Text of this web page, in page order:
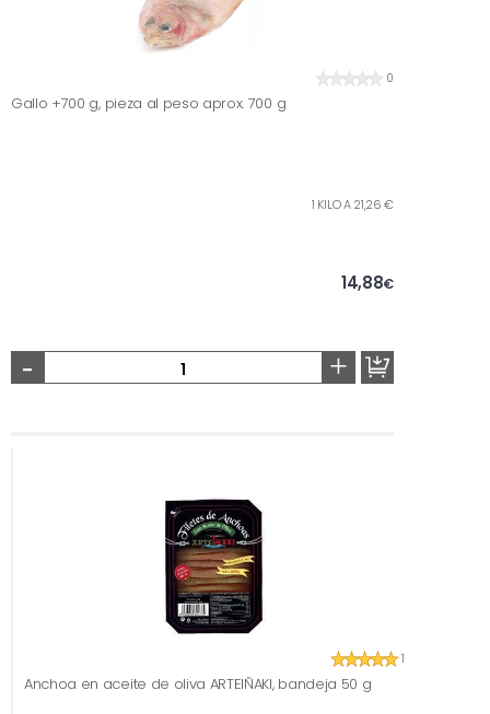
0
Gallo +700 g, pieza al peso aprox. 700 g
1 KILO A 21,26 €
14,88€
- +
1
Anchoa en aceite de oliva ARTEIÑAKI, bandeja 50 g